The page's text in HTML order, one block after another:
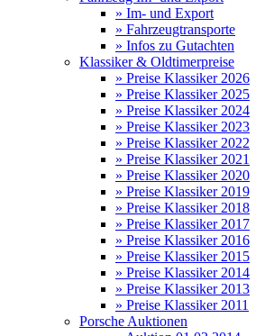
» Im- und Export
» Fahrzeugtransporte
» Infos zu Gutachten
Klassiker & Oldtimerpreise
» Preise Klassiker 2026
» Preise Klassiker 2025
» Preise Klassiker 2024
» Preise Klassiker 2023
» Preise Klassiker 2022
» Preise Klassiker 2021
» Preise Klassiker 2020
» Preise Klassiker 2019
» Preise Klassiker 2018
» Preise Klassiker 2017
» Preise Klassiker 2016
» Preise Klassiker 2015
» Preise Klassiker 2014
» Preise Klassiker 2013
» Preise Klassiker 2011
Porsche Auktionen